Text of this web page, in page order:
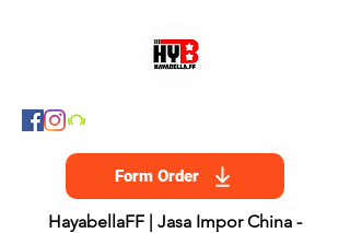
Form Order
HayabellaFF | Jasa Impor China -